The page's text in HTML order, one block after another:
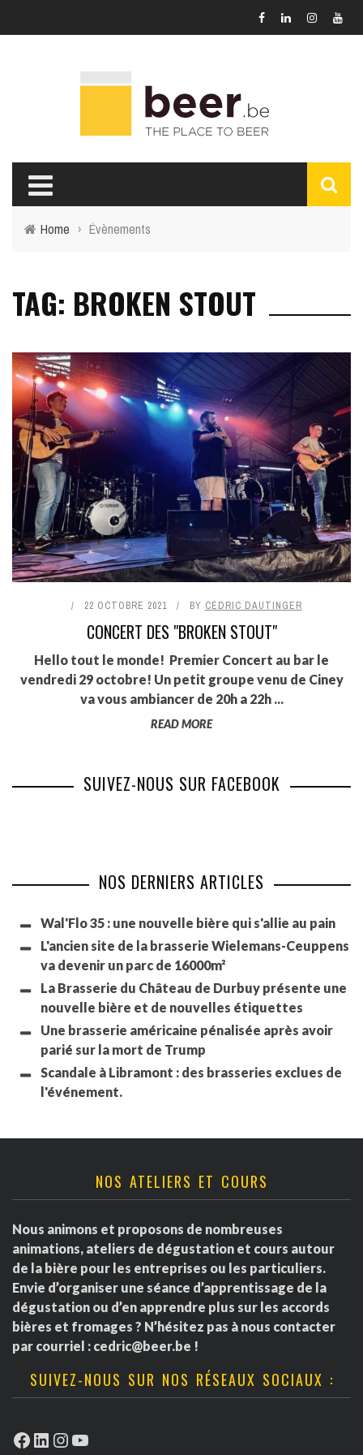
Home › Évènements
TAG: BROKEN STOUT
22 OCTOBRE 2021 BY CÉDRIC DAUTINGER
CONCERT DES "BROKEN STOUT"
Hello tout le monde! Premier Concert au bar le
vendredi 29 octobre! Un petit groupe venu de Ciney
va vous ambiancer de 20h a 22h ...
READ MORE
SUIVEZ-NOUS SUR FACEBOOK
NOS DERNIERS ARTICLES
Wal'Flo 35 : une nouvelle bière qui s'allie au pain
L'ancien site de la brasserie Wielemans-Ceuppens
va devenir un parc de 16000m²
La Brasserie du Château de Durbuy présente une
nouvelle bière et de nouvelles étiquettes
Une brasserie américaine pénalisée après avoir
parié sur la mort de Trump
Scandale à Libramont : des brasseries exclues de
l'événement.
NOS ATELIERS ET COURS
Nous animons et proposons de nombreuses
animations, ateliers de dégustation et cours autour
de la bière pour les entreprises ou les particuliers.
Envie d’organiser une séance d’apprentissage de la
dégustation ou d’en apprendre plus sur les accords
bières et fromages ? N’hésitez pas à nous contacter
par courriel : cedric@beer.be !
SUIVEZ-NOUS SUR NOS RÉSEAUX SOCIAUX :
Facebook
LinkedIn
Instagram
YouTube